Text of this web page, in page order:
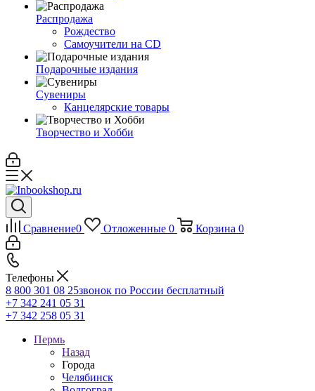
Распродажа
Рождество
Самоучители на CD
Подарочные издания
Сувениры
Канцелярские товары
Творчество и Хобби
Сравнение0 Отложенные 0 Корзина 0
Телефоны
8 800 301 08 25звонок по России бесплатный
+7 342 241 05 31
+7 342 258 05 31
Пермь
Назад
Города
Челябинск